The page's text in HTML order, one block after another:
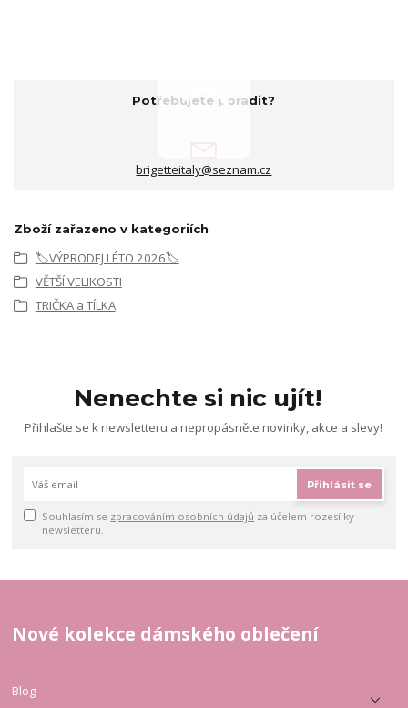
Potřebujete poradit?
brigetteitaly@seznam.cz
Zboží zařazeno v kategoriích
🏷️VÝPRODEJ LÉTO 2026🏷️
VĚTŠÍ VELIKOSTI
TRIČKA a TÍLKA
Nenechte si nic ujít!
Přihlašte se k newsletteru a nepropásněte novinky, akce a slevy!
Přihlásit se
Souhlasím se zpracováním osobních údajů za účelem rozesílky
newsletteru.
Nové kolekce dámského oblečení
Blog